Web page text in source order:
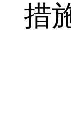
措